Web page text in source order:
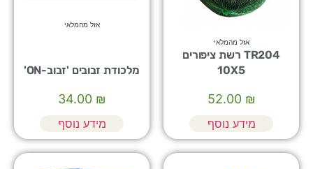
אזל מהמלאי
TR204 רשת ציפורים
10X5
₪
52.00
מידע נוסף
אזל מהמלאי
מלכודת זבובים 'זבוב-ON'
₪
34.00
מידע נוסף